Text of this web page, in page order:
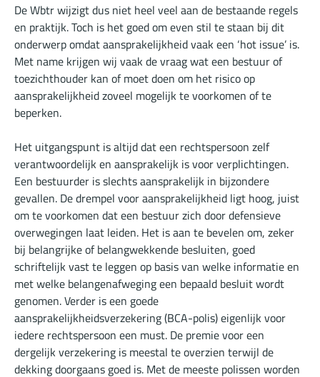
De Wbtr wijzigt dus niet heel veel aan de bestaande regels
en praktijk. Toch is het goed om even stil te staan bij dit
onderwerp omdat aansprakelijkheid vaak een ‘hot issue’ is.
Met name krijgen wij vaak de vraag wat een bestuur of
toezichthouder kan of moet doen om het risico op
aansprakelijkheid zoveel mogelijk te voorkomen of te
beperken.
Het uitgangspunt is altijd dat een rechtspersoon zelf
verantwoordelijk en aansprakelijk is voor verplichtingen.
Een bestuurder is slechts aansprakelijk in bijzondere
gevallen. De drempel voor aansprakelijkheid ligt hoog, juist
om te voorkomen dat een bestuur zich door defensieve
overwegingen laat leiden. Het is aan te bevelen om, zeker
bij belangrijke of belangwekkende besluiten, goed
schriftelijk vast te leggen op basis van welke informatie en
met welke belangenafweging een bepaald besluit wordt
genomen. Verder is een goede
aansprakelijkheidsverzekering (BCA-polis) eigenlijk voor
iedere rechtspersoon een must. De premie voor een
dergelijk verzekering is meestal te overzien terwijl de
dekking doorgaans goed is. Met de meeste polissen worden